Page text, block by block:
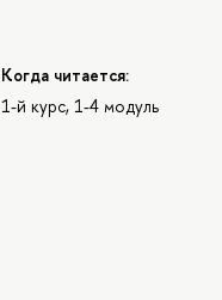
Когда читается:
1-й курс, 1-4 модуль